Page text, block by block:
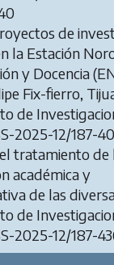
de
la Estación
y Docencia
Fix-fierro,
de
2025-12/187-
tratamiento de
académica y
de las
de
2025-12/187-